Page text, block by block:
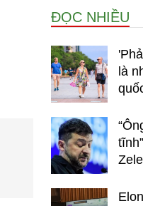
Nổi bật báo nga
Thư viện media
Phân tích thị
ĐỌC NHIỀU
là